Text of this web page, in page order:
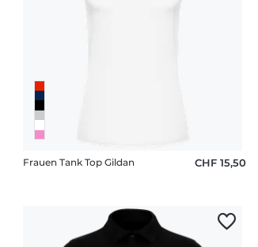
Frauen Tank Top Gildan CHF 15,50